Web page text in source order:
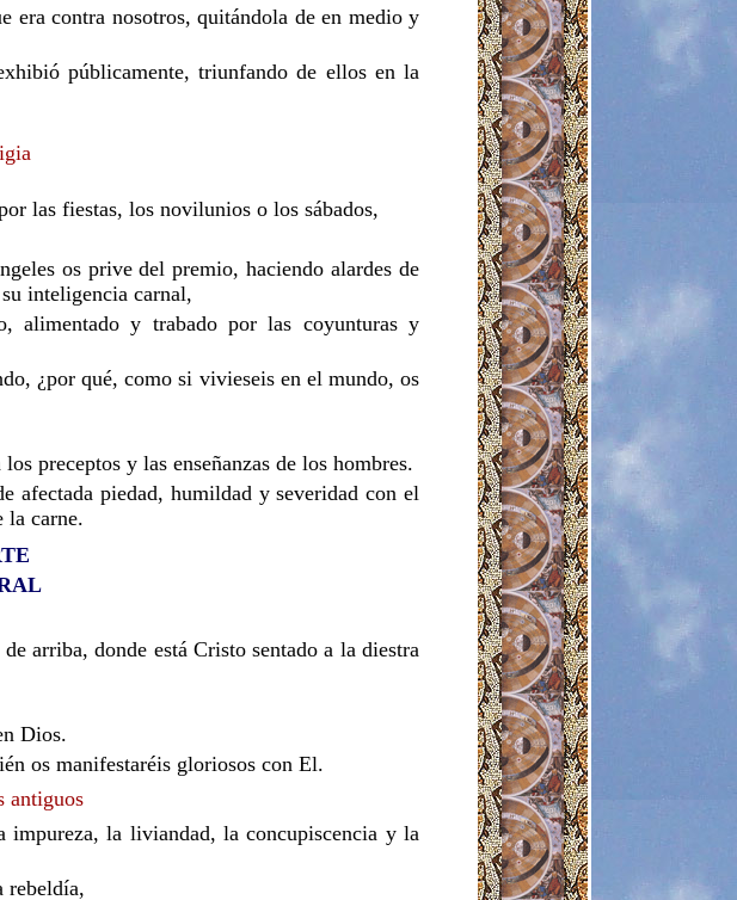
era contra nosotros, quitándola de en medio y
públicamente, triunfando de ellos en la
las fiestas, los novilunios o los sábados,
os prive del premio, haciendo alardes de
inteligencia carnal,
alimentado y trabado por las coyunturas y
¿por qué, como si vivieseis en el mundo, os
preceptos y las enseñanzas de los hombres.
afectada piedad, humildad y severidad con el
la carne.
arriba, donde está Cristo sentado a la diestra
Dios.
os manifestaréis gloriosos con El.
antiguos
la liviandad, la concupiscencia y la
rebeldía,